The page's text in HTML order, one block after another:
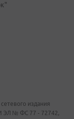
издания
ЭЛ № ФС 77 - 72742,